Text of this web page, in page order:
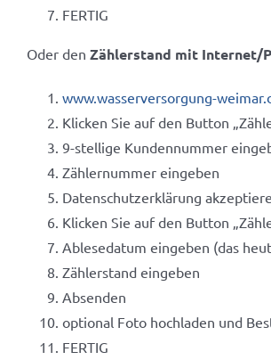
FERTIG
Oder den Zählerstand mit Internet/
www.wasserversorgung-
Klicken Sie auf den Button
9-stellige Kundennummer
Zählernummer eingeben
Datenschutzerklärung
Klicken Sie auf den Button
Ablesedatum eingeben (das
Zählerstand eingeben
Absenden
optional Foto hochladen und
FERTIG